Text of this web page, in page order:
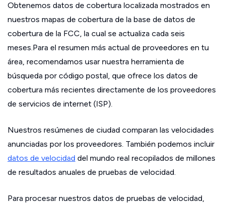
Obtenemos datos de cobertura localizada mostrados en
nuestros mapas de cobertura de la base de datos de
cobertura de la FCC, la cual se actualiza cada seis
meses.Para el resumen más actual de proveedores en tu
área, recomendamos usar nuestra herramienta de
búsqueda por código postal, que ofrece los datos de
cobertura más recientes directamente de los proveedores
de servicios de internet (ISP).
Nuestros resúmenes de ciudad comparan las velocidades
anunciadas por los proveedores. También podemos incluir
datos de velocidad del mundo real recopilados de millones
de resultados anuales de pruebas de velocidad.
Para procesar nuestros datos de pruebas de velocidad,